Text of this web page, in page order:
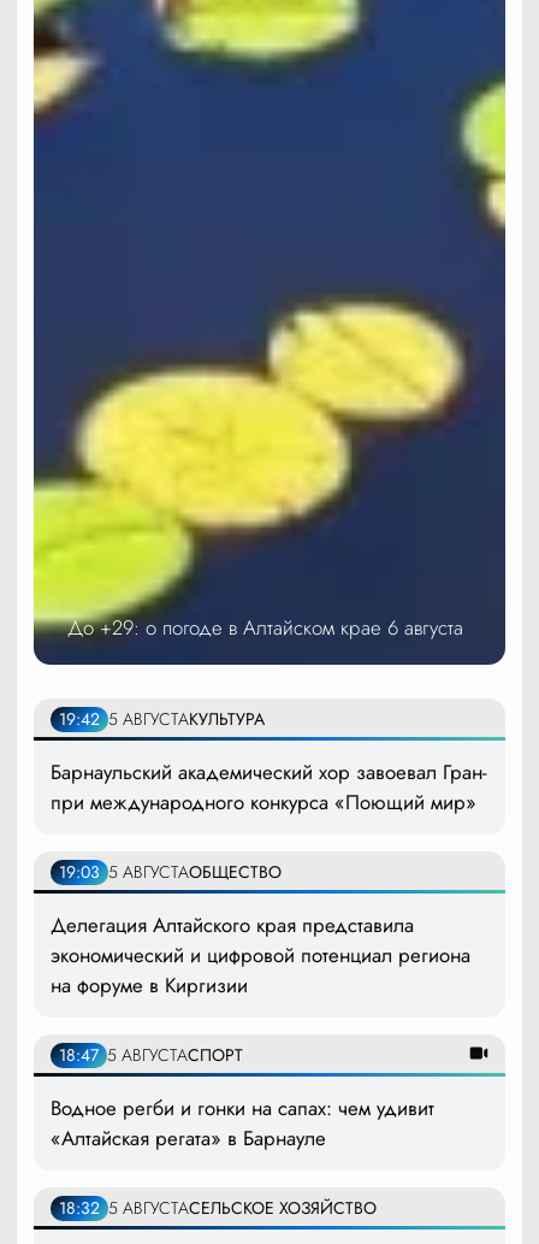
До +29: о погоде в Алтайском крае 6 августа
19:42 5 АВГУСТАКУЛЬТУРА
Барнаульский академический хор завоевал Гран-
при международного конкурса «Поющий мир»
19:03 5 АВГУСТАОБЩЕСТВО
Делегация Алтайского края представила
экономический и цифровой потенциал региона
на форуме в Киргизии
18:47 5 АВГУСТАСПОРТ
Водное регби и гонки на сапах: чем удивит
«Алтайская регата» в Барнауле
18:32 5 АВГУСТАСЕЛЬСКОЕ ХОЗЯЙСТВО